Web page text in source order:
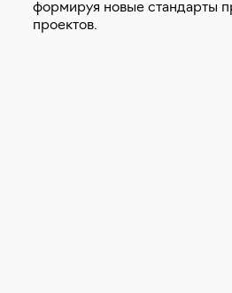
формируя новые стандарты
проектов.